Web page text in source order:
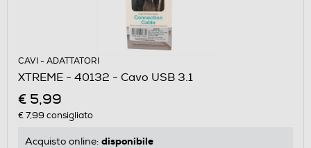
CAVI - ADATTATORI
XTREME - 40132 - Cavo USB 3.1
€ 5,99
€ 7,99 consigliato
Acquisto online: disponibile